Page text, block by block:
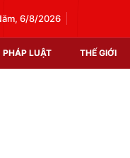
6/8/2026
PHÁP LUẬT THẾ GIỚI